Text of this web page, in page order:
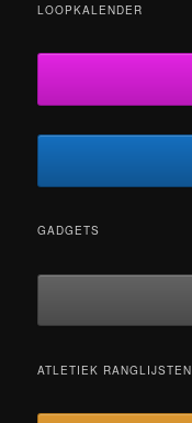
LOOPKALENDER
GADGETS
ATLETIEK RANGLIJSTEN